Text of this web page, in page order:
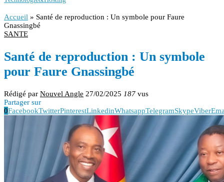
Accueil » Santé de reproduction : Un symbole pour Faure
Gnassingbé
SANTE
Santé de reproduction : Un symbole
pour Faure Gnassingbé
Rédigé par Nouvel Angle 27/02/2025 187 vus
Partager sur
0FacebookTwitterPinterestLinkedinWhatsappTelegramSkypeViber